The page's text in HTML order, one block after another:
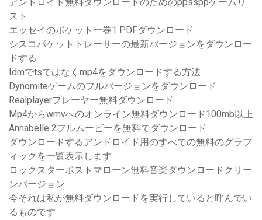
アンドロイド無料ダウンロードのためのppssppゲームリ
スト
エッセイのポケット一巻1 PDFダウンロード
シスコパケットトレーサーの最新バージョンをダウンロー
ドする
Idmでtsではなくmp4をダウンロードする方法
Dynomiteゲームのフルバージョンをダウンロード
Realplayerプレーヤー無料ダウンロード
Mp4からwmvへのオンライン無料ダウンロード100mb以上
Annabelle 2フルムービーを無料でダウンロード
ダウンロードするアン​​ドロイド用のすべての無料のグラフ
ィックを一覧表示します
ロックスターポストマローン無料音楽ダウンロードクリー
ンバージョン
今それは私が無料ダウンロードを実行していると呼んでい
るものです